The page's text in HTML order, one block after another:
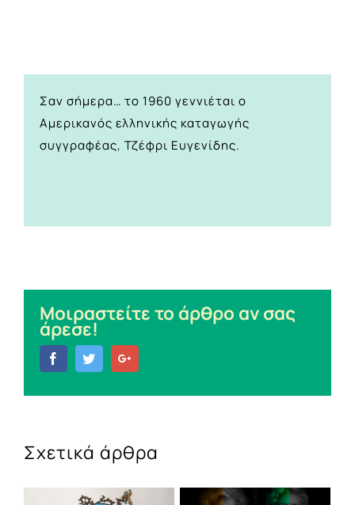
Σαν σήμερα… το 1960 γεννιέται ο
Αμερικανός ελληνικής καταγωγής
συγγραφέας, Τζέφρι Ευγενίδης.
Μοιραστείτε το άρθρο αν σας
άρεσε!
FacebookTwitter
Σχετικά άρθρα